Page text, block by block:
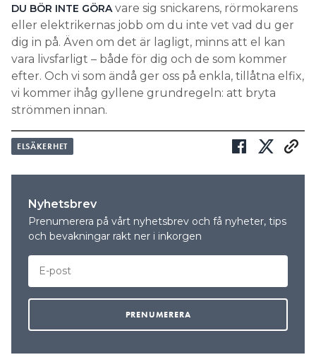
DU BÖR INTE GÖRAvare sig snickarens, rörmokarens
eller elektrikernas jobb om du inte vet vad du ger
dig in på. Även om det är lagligt, minns att el kan
vara livsfarligt – både för dig och de som kommer
efter. Och vi som ändå ger oss på enkla, tillåtna elfix,
vi kommer ihåg gyllene grundregeln: att bryta
strömmen innan.
ELSÄKERHET
Nyhetsbrev
Prenumerera på vårt nyhetsbrev och få nyheter, tips
och bevakningar rakt ner i inkorgen